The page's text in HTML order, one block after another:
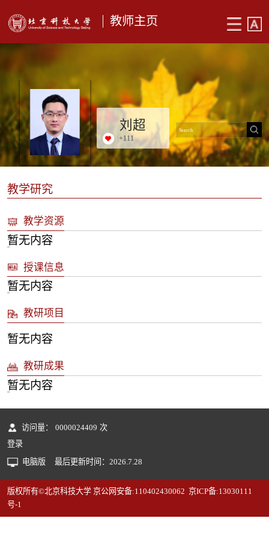
教师主页
刘超
+111
教学研究
教学资源
暂无内容
授课信息
暂无内容
教研项目
暂无内容
教研成果
暂无内容
访问量： 0000024409 次
登录
电脑版
最后更新时间： 2026 7 28
版权所有©北京科技大学 京公网安备:110402430062 京ICP备:13030111
号-1